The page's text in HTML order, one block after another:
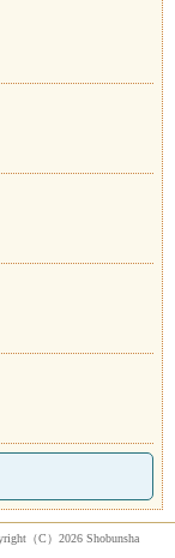
（C）2026 Shobunsha